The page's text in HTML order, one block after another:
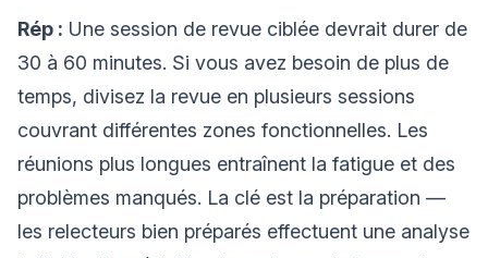
Rép : Une session de revue ciblée devrait durer de
30 à 60 minutes. Si vous avez besoin de plus de
temps, divisez la revue en plusieurs sessions
couvrant différentes zones fonctionnelles. Les
réunions plus longues entraînent la fatigue et des
problèmes manqués. La clé est la préparation —
les relecteurs bien préparés effectuent une analyse